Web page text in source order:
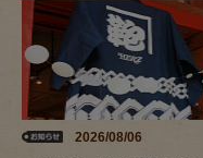
2026/08/06